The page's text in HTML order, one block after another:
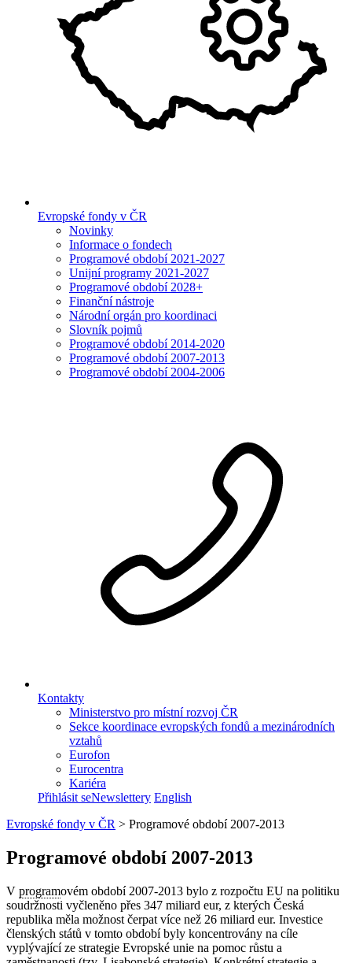
Evropské fondy v ČR
Novinky
Informace o fondech
Programové období 2021-2027
Unijní programy 2021-2027
Programové období 2028+
Finanční nástroje
Národní orgán pro koordinaci
Slovník pojmů
Programové období 2014-2020
Programové období 2007-2013
Programové období 2004-2006
Kontakty
Ministerstvo pro místní rozvoj ČR
Sekce koordinace evropských fondů a mezinárodních
vztahů
Eurofon
Eurocentra
Kariéra
Přihlásit seNewslettery English
Evropské fondy v ČR > Programové období 2007-2013
Programové období 2007-2013
V programovém období 2007-2013 bylo z rozpočtu EU na politiku
soudržnosti vyčleněno přes 347 miliard eur, z kterých Česká
republika měla možnost čerpat více než 26 miliard eur. Investice
členských států v tomto období byly koncentrovány na cíle
vyplývající ze strategie Evropské unie na pomoc růstu a